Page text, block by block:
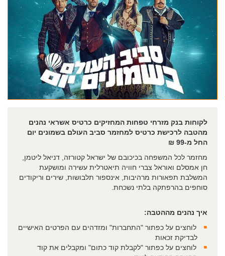
לקוחות בנק מזרחי טפחות המחזיקים כרטיס אשראי נהנים
מהטבה לרכישת כרטיס למחזמר סביב העולם בשמונים יום
החל מ-99 ₪
מחזמר לכל המשפחה בכיכובם של ישראל קטורזה, דניאל ליטמן,
חן אמסלם ואוראל צברי חוויה תיאטרלית עשירה ומושקעת
המשלבת תפאורות מרהיבות, אינספור תלבושות, שירים וריקודים
סוחפים בהרפתקה בלתי נשכחת.
איך נהנים מההטבה:
לוחצים על כפתור "התחברות" ומזדהים עם הפרטים האישיים
לבדיקת זכאות
לוחצים על כפתור "לקבלת קוד כתום" ומקבלים את קוד